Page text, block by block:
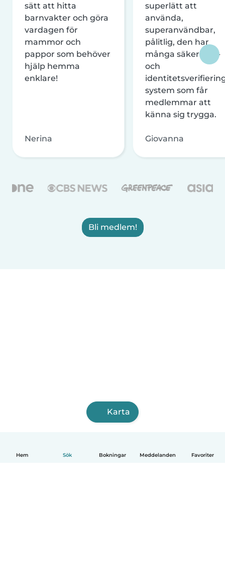
Hem Sök Bokningar Meddelanden Favoriter
sätt att hitta
barnvakter och göra
vardagen för
mammor och
pappor som behöver
hjälp hemma
enklare!
Nerina
superlätt att
använda,
superanvändbar,
pålitlig, den har
många säkerhets-
och
system som får
medlemmar att
känna sig trygga.
Giovanna
Bli medlem!
Karta